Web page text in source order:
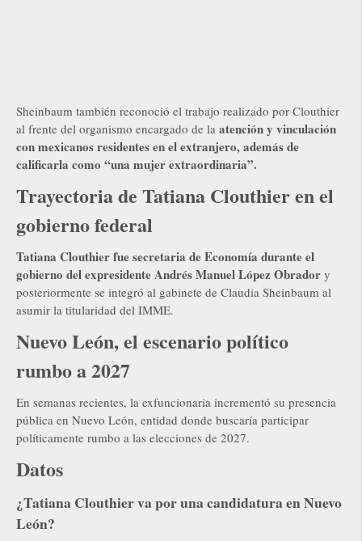
Sheinbaum también reconoció el trabajo realizado por Clouthier
al frente del organismo encargado de la atención y vinculación
con mexicanos residentes en el extranjero, además de
calificarla como “una mujer extraordinaria”.
Trayectoria de Tatiana Clouthier en el
gobierno federal
Tatiana Clouthier fue secretaria de Economía durante el
gobierno del expresidente Andrés Manuel López Obrador y
posteriormente se integró al gabinete de Claudia Sheinbaum al
asumir la titularidad del IMME.
Nuevo León, el escenario político
rumbo a 2027
En semanas recientes, la exfuncionaria incrementó su presencia
pública en Nuevo León, entidad donde buscaría participar
políticamente rumbo a las elecciones de 2027.
Datos
¿Tatiana Clouthier va por una candidatura en Nuevo
León?